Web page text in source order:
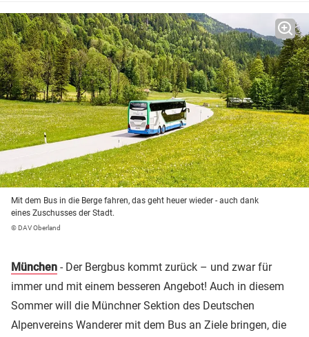
Mit dem Bus in die Berge fahren, das geht heuer wieder - auch dank
eines Zuschusses der Stadt.
© DAV Oberland
München - Der Bergbus kommt zurück – und zwar für
immer und mit einem besseren Angebot! Auch in diesem
Sommer will die Münchner Sektion des Deutschen
Alpenvereins Wanderer mit dem Bus an Ziele bringen, die